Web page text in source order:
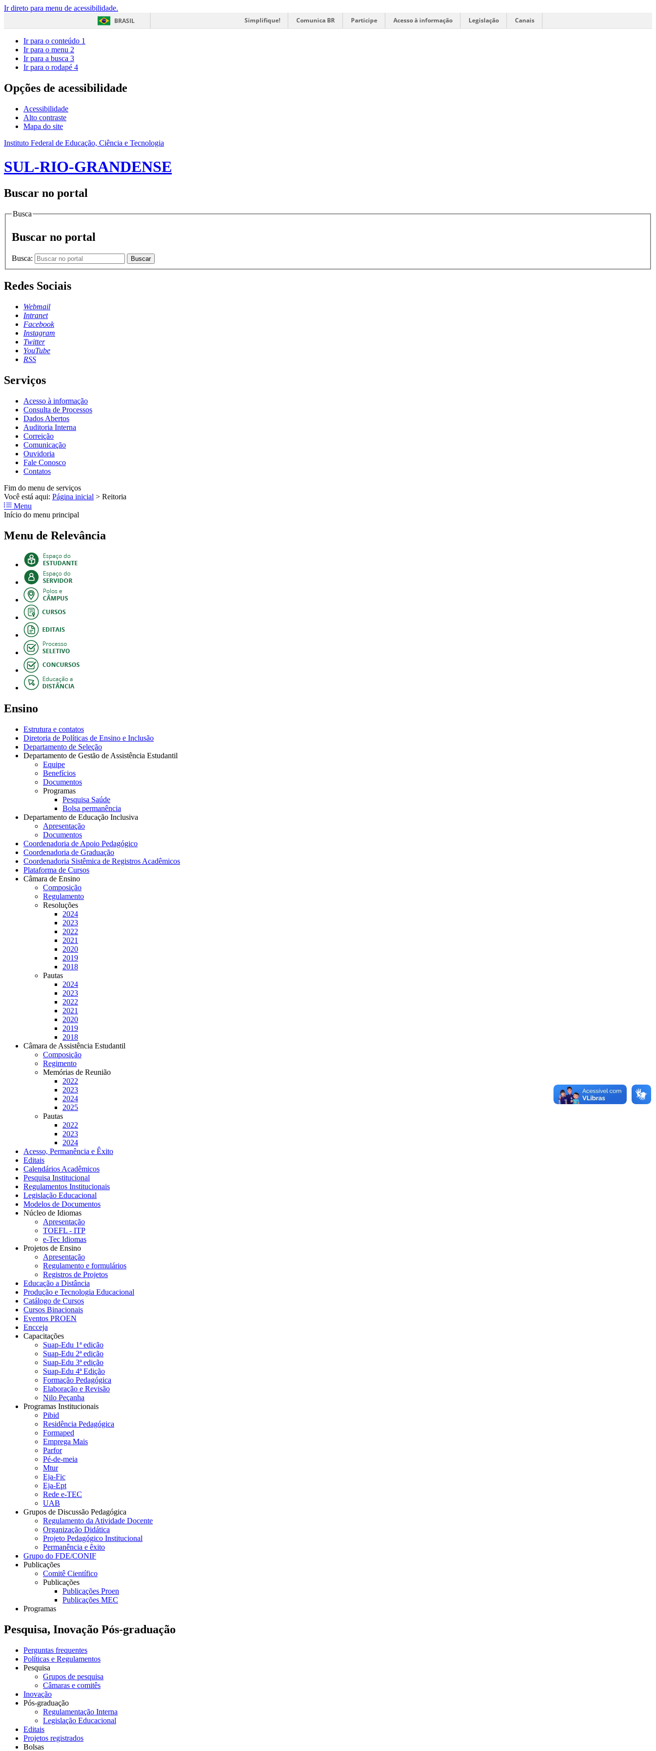
Ir direto para menu de acessibilidade.
BRASIL
Simplifique! Comunica BR Participe Acesso à informação Legislação Canais
Ir para o conteúdo 1
Ir para o menu 2
Ir para a busca 3
Ir para o rodapé 4
Opções de acessibilidade
Acessibilidade
Alto contraste
Mapa do site
Instituto Federal de Educação, Ciência e Tecnologia
SUL-RIO-GRANDENSE
Buscar no portal
Busca
Buscar no portal
Busca: Buscar
Redes Sociais
Webmail
Intranet
Facebook
Instagram
Twitter
YouTube
RSS
Serviços
Acesso à informação
Consulta de Processos
Dados Abertos
Auditoria Interna
Correição
Comunicação
Ouvidoria
Fale Conosco
Contatos
Fim do menu de serviços
Você está aqui: Página inicial > Reitoria
Menu
Início do menu principal
Menu de Relevância
Ensino
Estrutura e contatos
Diretoria de Políticas de Ensino e Inclusão
Departamento de Seleção
Departamento de Gestão de Assistência Estudantil
Equipe
Benefícios
Documentos
Programas
Pesquisa Saúde
Bolsa permanência
Departamento de Educação Inclusiva
Apresentação
Documentos
Coordenadoria de Apoio Pedagógico
Coordenadoria de Graduação
Coordenadoria Sistêmica de Registros Acadêmicos
Plataforma de Cursos
Câmara de Ensino
Composição
Regulamento
Resoluções
2024
2023
2022
2021
2020
2019
2018
Pautas
2024
2023
2022
2021
2020
2019
2018
Câmara de Assistência Estudantil
Composição
Regimento
Memórias de Reunião
2022
2023
2024
2025
Pautas
2022
2023
2024
Acesso, Permanência e Êxito
Editais
Calendários Acadêmicos
Pesquisa Institucional
Regulamentos Institucionais
Legislação Educacional
Modelos de Documentos
Núcleo de Idiomas
Apresentação
TOEFL - ITP
e-Tec Idiomas
Projetos de Ensino
Apresentação
Regulamento e formulários
Registros de Projetos
Educação a Distância
Produção e Tecnologia Educacional
Catálogo de Cursos
Cursos Binacionais
Eventos PROEN
Encceja
Capacitações
Suap-Edu 1ª edição
Suap-Edu 2ª edição
Suap-Edu 3ª edição
Suap-Edu 4ª Edição
Formação Pedagógica
Elaboração e Revisão
Nilo Peçanha
Programas Institucionais
Pibid
Residência Pedagógica
Formaped
Emprega Mais
Parfor
Pé-de-meia
Mtur
Eja-Fic
Eja-Ept
Rede e-TEC
UAB
Grupos de Discussão Pedagógica
Regulamento da Atividade Docente
Organização Didática
Projeto Pedagógico Institucional
Permanência e êxito
Grupo do FDE/CONIF
Publicações
Comitê Científico
Publicações
Publicações Proen
Publicações MEC
Programas
Pesquisa, Inovação Pós-graduação
Perguntas frequentes
Políticas e Regulamentos
Pesquisa
Grupos de pesquisa
Câmaras e comitês
Inovação
Pós-graduação
Regulamentação Interna
Legislação Educacional
Editais
Projetos registrados
Bolsas